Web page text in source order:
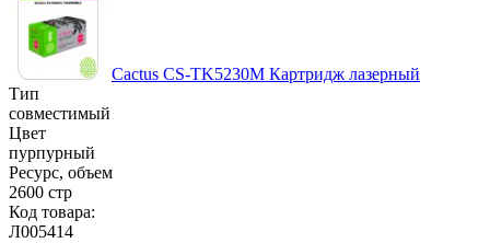
Cactus CS-TK5230M Картридж лазерный
Тип
совместимый
Цвет
пурпурный
Ресурс, объем
2600 стр
Код товара:
Л005414